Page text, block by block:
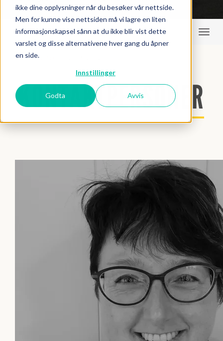
ikke dine opplysninger når du besøker vår nettside.
Men for kunne vise nettsiden må vi lagre en liten
informasjonskapsel sånn at du ikke blir vist dette
varslet og disse alternativene hver gang du åpner
en side.
Innstillinger
Godta Avvis
Forside Kontakt
KONTAKTPERSONER